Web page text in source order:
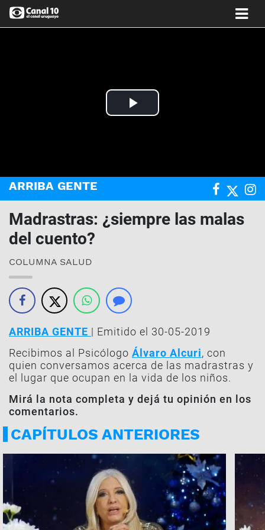
Play
ARRIBA GENTE
Madrastras: ¿siempre las malas
del cuento?
COLUMNA SALUD
ARRIBA GENTE | Emitido el 30-05-2019
Recibimos al Psicólogo Álvaro Alcuri, con
quien conversamos acerca de las madrastras y
el lugar que ocupan en la vida de los niños.
Mirá la nota completa y dejá tu opinión en los
comentarios.
CAPÍTULOS ANTERIORES